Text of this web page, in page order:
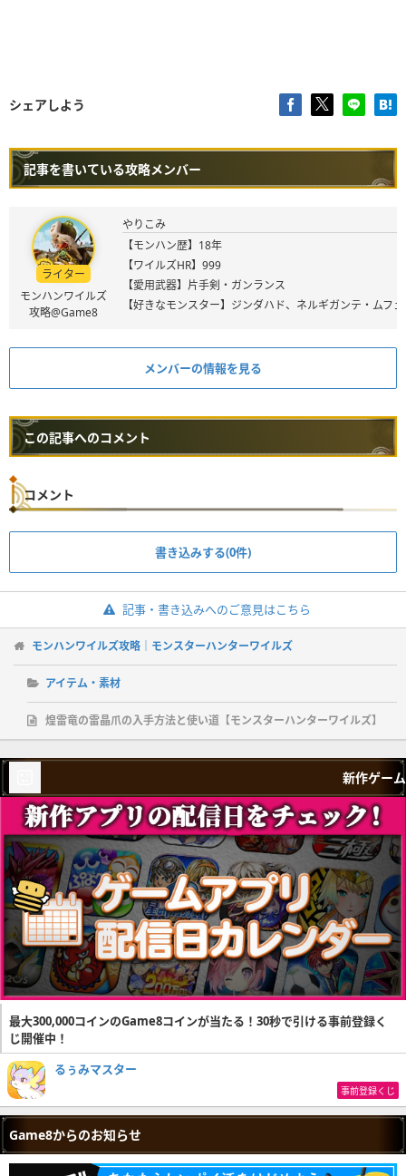
シェアしよう
記事を書いている攻略メンバー
ライター
モンハンワイルズ
攻略@Game8
やりこみ
【モンハン歴】18年
【ワイルズHR】999
【愛用武器】片手剣・ガンランス
【好きなモンスター】ジンダハド、ネルギガンテ・ムフ
メンバーの情報を見る
この記事へのコメント
コメント
書き込みする(0件)
記事・書き込みへのご意見はこちら
モンハンワイルズ攻略｜モンスターハンターワイルズ
アイテム・素材
煌雷竜の雷晶爪の入手方法と使い道【モンスターハンターワイルズ】
新作ゲーム
最大300,000コインのGame8コインが当たる！30秒で引ける事前登録く
じ開催中！
るぅみマスター
事前登録くじ
Game8からのお知らせ